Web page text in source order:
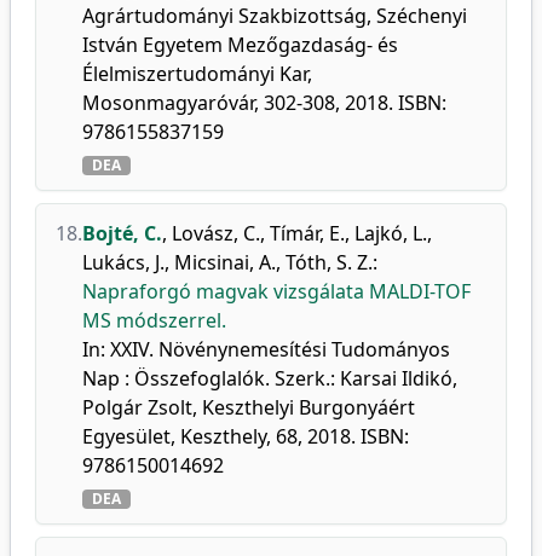
Agrártudományi Szakbizottság, Széchenyi
István Egyetem Mezőgazdaság- és
Élelmiszertudományi Kar,
Mosonmagyaróvár, 302-308, 2018. ISBN:
9786155837159
DEA
18.Bojté, C., Lovász, C., Tímár, E., Lajkó, L.,
Lukács, J., Micsinai, A., Tóth, S. Z.:
Napraforgó magvak vizsgálata MALDI-TOF
MS módszerrel.
In: XXIV. Növénynemesítési Tudományos
Nap : Összefoglalók. Szerk.: Karsai Ildikó,
Polgár Zsolt, Keszthelyi Burgonyáért
Egyesület, Keszthely, 68, 2018. ISBN:
9786150014692
DEA